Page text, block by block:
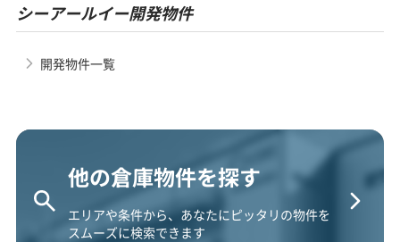
シーアールイー開発物件
開発物件一覧
他の倉庫物件を探す
エリアや条件から、あなたにピッタリの物件を
スムーズに検索できます